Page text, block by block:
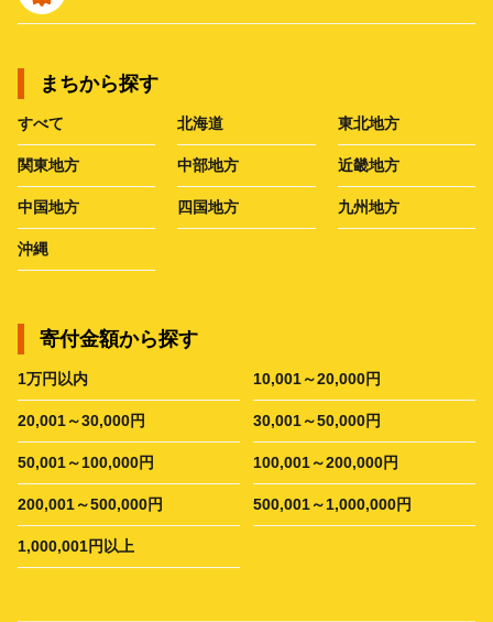
まちから探す
すべて 北海道 東北地方
関東地方 中部地方 近畿地方
中国地方 四国地方 九州地方
沖縄
寄付金額から探す
1万円以内 10,001～20,000円
20,001～30,000円 30,001～50,000円
50,001～100,000円 100,001～200,000円
200,001～500,000円 500,001～1,000,000円
1,000,001円以上